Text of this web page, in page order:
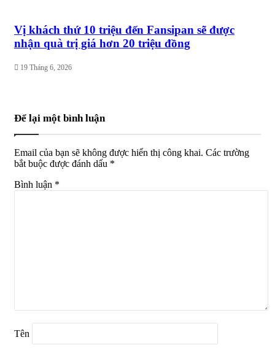
Vị khách thứ 10 triệu đến Fansipan sẽ được
nhận quà trị giá hơn 20 triệu đồng
19 Tháng 6, 2026
Để lại một bình luận
Email của bạn sẽ không được hiển thị công khai. Các trường
bắt buộc được đánh dấu *
Bình luận *
Tên